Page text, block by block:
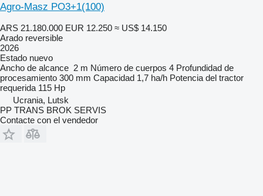
Agro-Masz PO3+1(100)
ARS 21.180.000 EUR 12.250 ≈ US$ 14.150
Arado reversible
2026
Estado nuevo
Ancho de alcance 2 m Número de cuerpos 4 Profundidad de
procesamiento 300 mm Capacidad 1,7 ha/h Potencia del tractor
requerida 115 Hp
Ucrania, Lutsk
PP TRANS BROK SERVIS
Contacte con el vendedor